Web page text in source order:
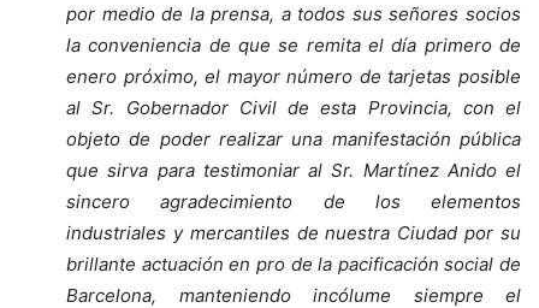
por medio de la prensa, a todos sus señores socios
la conveniencia de que se remita el día primero de
enero próximo, el mayor número de tarjetas posible
al Sr. Gobernador Civil de esta Provincia, con el
objeto de poder realizar una manifestación pública
que sirva para testimoniar al Sr. Martínez Anido el
sincero agradecimiento de los elementos
industriales y mercantiles de nuestra Ciudad por su
brillante actuación en pro de la pacificación social de
Barcelona, manteniendo incólume siempre el